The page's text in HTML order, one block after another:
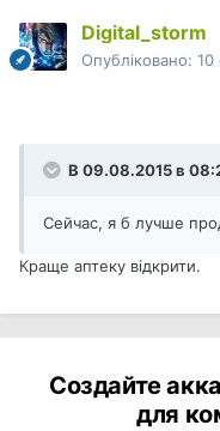
Digital_storm
Опубліковано: 10
В 09.08.2015 в
Сейчас, я б лучше
Краще аптеку відкрити.
Создайте
для